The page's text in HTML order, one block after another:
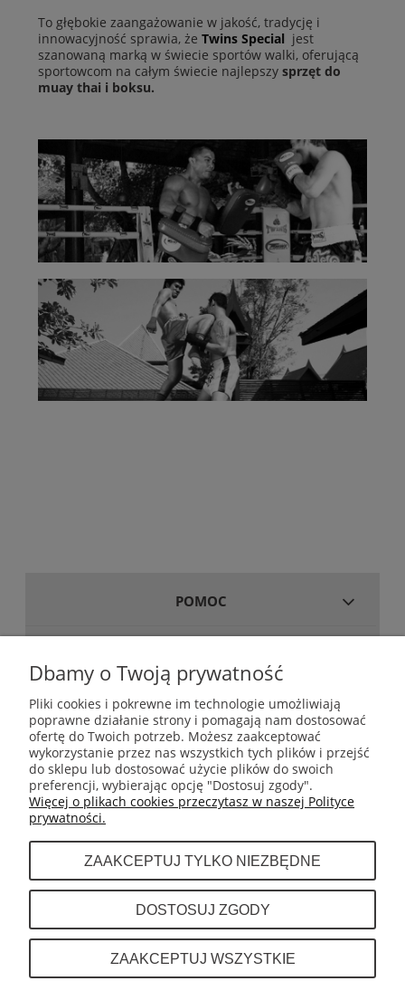
To głębokie zaangażowanie w jakość, tradycję i
innowacyjność sprawia, że Twins Special jest
szanowaną marką w świecie sportów walki, oferującą
sportowcom na całym świecie najlepszy sprzęt do
muay thai i boksu.
POMOC
MOJE KONTO
GWARANCJA I ZWROTY
INFORMACJE
O NAS
Dystrybutor sprzętu do boksu tajskiego (muay
thai) takich marek jak Fairtex, Top King,
Twins, Cleto Reyes. Rival, Sting Sports
INFOLINIA: +48 601 443 189
Dbamy o Twoją prywatność
Pliki cookies i pokrewne im technologie umożliwiają
poprawne działanie strony i pomagają nam dostosować
ofertę do Twoich potrzeb. Możesz zaakceptować
wykorzystanie przez nas wszystkich tych plików i przejść
do sklepu lub dostosować użycie plików do swoich
preferencji, wybierając opcję "Dostosuj zgody".
Więcej o plikach cookies przeczytasz w naszej Polityce
prywatności.
ZAAKCEPTUJ TYLKO NIEZBĘDNE
DOSTOSUJ ZGODY
ZAAKCEPTUJ WSZYSTKIE